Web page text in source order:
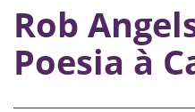
Rob
Poesia à